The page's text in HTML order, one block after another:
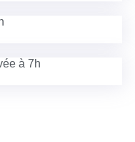
à 7h